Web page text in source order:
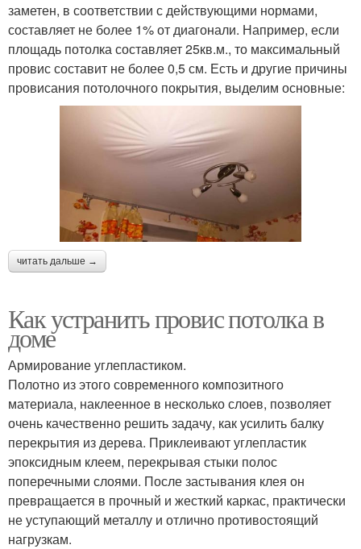
заметен, в соответствии с действующими нормами,
составляет не более 1% от диагонали. Например, если
площадь потолка составляет 25кв.м., то максимальный
провис составит не более 0,5 см. Есть и другие причины
провисания потолочного покрытия, выделим основные:
читать дальше →
Как устранить провис потолка в
доме
Армирование углепластиком.
Полотно из этого современного композитного
материала, наклеенное в несколько слоев, позволяет
очень качественно решить задачу, как усилить балку
перекрытия из дерева. Приклеивают углепластик
эпоксидным клеем, перекрывая стыки полос
поперечными слоями. После застывания клея он
превращается в прочный и жесткий каркас, практически
не уступающий металлу и отлично противостоящий
нагрузкам.